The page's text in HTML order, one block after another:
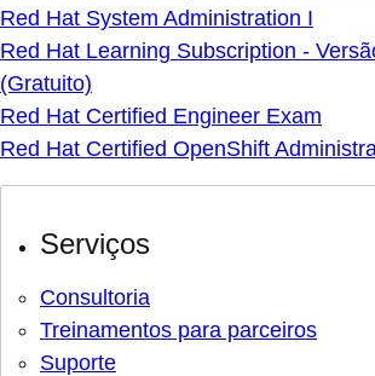
Red Hat System Administration I
Red Hat Learning Subscription -
(Gratuito)
Red Hat Certified Engineer Exam
Red Hat Certified OpenShift
Serviços
Consultoria
Treinamentos para parceiros
Suporte